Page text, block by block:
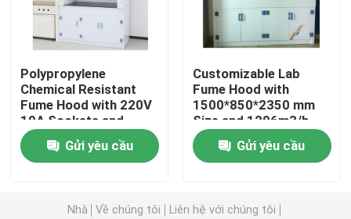
Tủ lưu trữ phòng thí nghiệm
Đồ nội thất phòng thí nghiệm cho sinh viên
Ghế cân bằng phòng thí nghiệm
Polypropylene
Chemical Resistant
Fume Hood with 220V
10A Sockets and
1685m3/h Exhaust
Volume Gửi yêu cầu
Customizable Lab
Fume Hood with
1500*850*2350 mm
Size and 1296m3/h
Exhaust Volume for
Laboratory Use
Gửi yêu cầu
Nhà Về chúng tôi
Liên hệ với chúng tôi